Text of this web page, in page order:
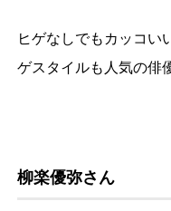
ヒゲなしでもカッコい
ゲスタイルも人気の俳
柳楽優弥さん